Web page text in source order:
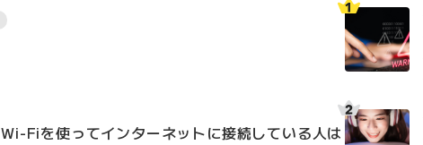
Fiを使ってインターネットに接続している人は